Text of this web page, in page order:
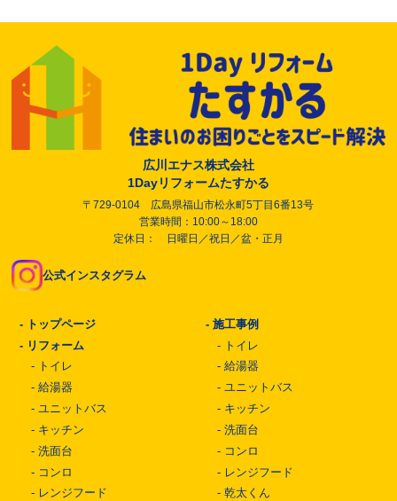
広川エナス株式会社
1Dayリフォームたすかる
〒729-0104 広島県福山市松永町5丁目6番13号
営業時間：10:00～18:00
定休日： 日曜日／祝日／盆・正月
公式インスタグラム
- トップページ
- リフォーム
- トイレ
- 給湯器
- ユニットバス
- キッチン
- 洗面台
- コンロ
- レンジフード
-施工事例
- トイレ
-給湯器
-ユニットバス
- キッチン
-洗面台
- コンロ
- レンジフード
-乾太くん